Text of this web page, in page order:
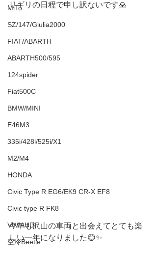
MiTo
SZ/147/Giulia2000
FIAT/ABARTH
ABARTH500/595
124spider
Fiat500C
BMW/MINI
E46M3
335i/428i/525i/X1
M2/M4
HONDA
Civic Type R EG6/EK9 CR-X EF8
Civic type R FK8
VW/AUDI
空冷Beetle
リギリの日程で申し訳ないです🙏
今年も沢山の車両と出会えてとても楽
しい一年になりました😊✨